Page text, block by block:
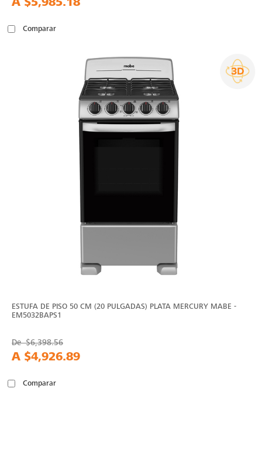
Comparar
ESTUFA DE PISO 50 CM (20 PULGADAS) PLATA MERCURY MABE -
EM5032BAPS1
De$6,398.56
A $4,926.89
Comparar